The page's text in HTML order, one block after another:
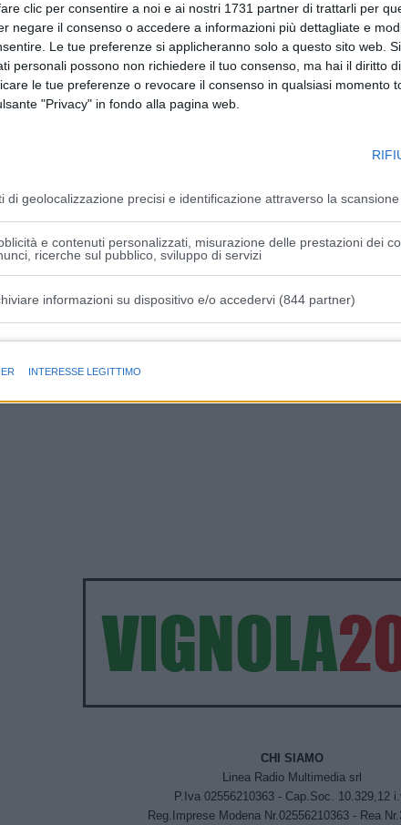
clic per consentire a noi e ai nostri 1731 partner di trattarli per
negare il consenso o accedere a informazioni più dettagliate e
Le tue preferenze si applicheranno solo a questo sito web.
personali possono non richiedere il tuo consenso, ma hai il diritto
le tue preferenze o revocare il consenso in qualsiasi momento
"Privacy" in fondo alla pagina web.
di geolocalizzazione precisi e identificazione attraverso la
e contenuti personalizzati, misurazione delle prestazioni dei
ricerche sul pubblico, sviluppo di servizi
informazioni su dispositivo e/o accedervi (844 partner)
e caratteristiche speciali
INTERESSE LEGITTIMO
con il Distretto Biologico Valli del Panaro, con il presidente
a guidare la riflessione. Il terzo e ultimo incontro sarà martedì
dottore in Scienze Agrarie, che parlerà di cura e manutenzione
alle ore 21, l’ingresso è gratuito e si svolgerà nel rispetto delle
consentito solo con Green Pass e mascherina FFP2).
getta acuta
mondiale”
Articolo
Milano-Cortina, la bandiera
arrivata in
CHI SIAMO
Linea Radio Multimedia srl
P.Iva 02556210363 - Cap.Soc. 10.329,12
Reg.Imprese Modena Nr.02556210363 - Rea